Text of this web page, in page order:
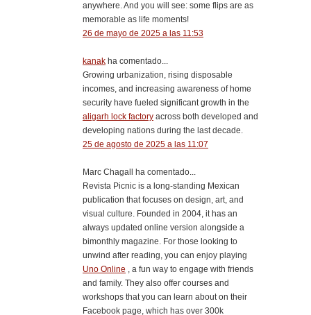
anywhere. And you will see: some flips are as
memorable as life moments!
26 de mayo de 2025 a las 11:53
kanak ha comentado...
Growing urbanization, rising disposable
incomes, and increasing awareness of home
security have fueled significant growth in the
aligarh lock factory across both developed and
developing nations during the last decade.
25 de agosto de 2025 a las 11:07
Marc Chagall ha comentado...
Revista Picnic is a long-standing Mexican
publication that focuses on design, art, and
visual culture. Founded in 2004, it has an
always updated online version alongside a
bimonthly magazine. For those looking to
unwind after reading, you can enjoy playing
Uno Online , a fun way to engage with friends
and family. They also offer courses and
workshops that you can learn about on their
Facebook page, which has over 300k